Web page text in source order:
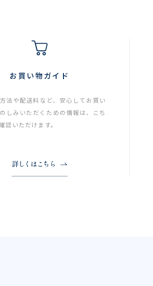
お買い物ガイド
法や配送料など、安心してお買い
しみいただくための情報は、こち
認いただけます。
詳しくはこちら